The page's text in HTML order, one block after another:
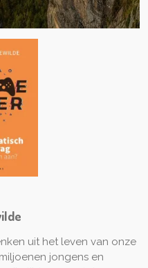
uit het leven van onze
jongens en